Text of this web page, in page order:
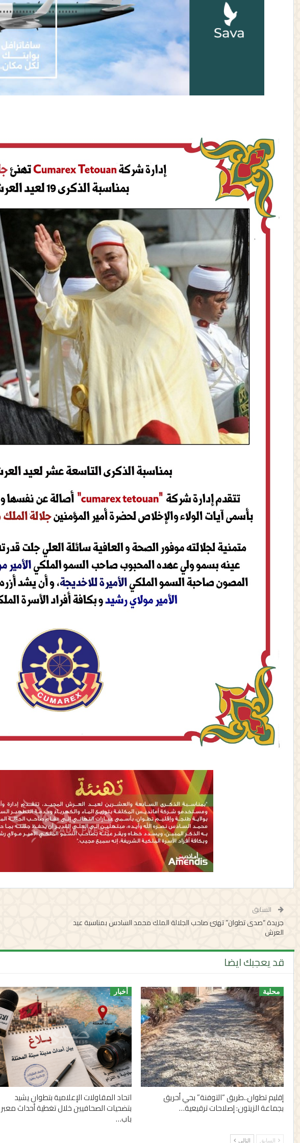
السابق
جريدة “صدى تطوان” تهنئ صاحب الجلالة الملك محمد السادس بمناسبة عيد
العرش
قد يعجبك ايضا
محلية
إقليم تطوان..طريق “التوفنة” بحي أحريق
بجماعة الزيتون: إصلاحات ترقيعية…
أخبار
اتحاد المقاولات الإعلامية بتطوان يشيد
بتضحيات الصحافيين خلال تغطية أحداث معبر
باب…
السابق التالي